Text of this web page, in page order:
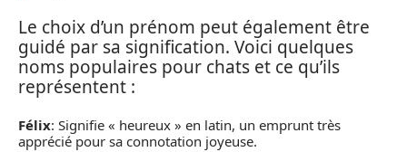
Le choix d’un prénom peut également être
guidé par sa signification. Voici quelques
noms populaires pour chats et ce qu’ils
représentent :
Félix: Signifie « heureux » en latin, un emprunt très
apprécié pour sa connotation joyeuse.